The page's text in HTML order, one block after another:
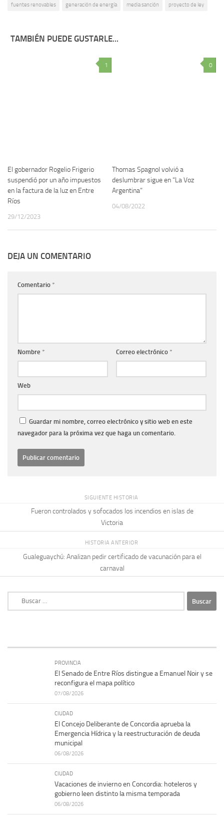
fuentes renovables generación de energía media sanción proyecto de ley
TAMBIÉN PUEDE GUSTARLE...
1
El gobernador Rogelio Frigerio
suspendió por un año impuestos
en la factura de la luz en Entre
Ríos
29/12/2023
0
Thomas Spagnol volvió a
deslumbrar sigue en “La Voz
Argentina”
04/08/2022
DEJA UN COMENTARIO
Comentario *
Nombre * Correo electrónico *
Web
Guardar mi nombre, correo electrónico y sitio web en este
navegador para la próxima vez que haga un comentario.
SIGUIENTE HISTORIA
Fueron controlados y sofocados los incendios en islas de
Victoria
HISTORIA ANTERIOR
Gualeguaychú: Analizan pedir certificado de vacunación para el
carnaval
PROVINCIA
El Senado de Entre Ríos distingue a Emanuel Noir y se
reconfigura el mapa político
07/08/2026
CIUDAD
El Concejo Deliberante de Concordia aprueba la
Emergencia Hídrica y la reestructuración de deuda
municipal
06/08/2026
CIUDAD
Vacaciones de invierno en Concordia: hoteleros y
gobierno leen distinto la misma temporada
06/08/2026